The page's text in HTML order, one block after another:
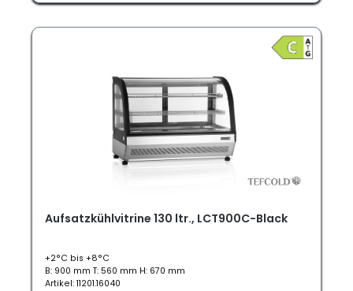
Aufsatzkühlvitrine 130 ltr., LCT900C-Black
+2°C bis +8°C
B: 900 mm T: 560 mm H: 670 mm
Artikel: 11201.16040